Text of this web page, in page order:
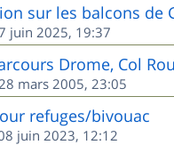
sur les balcons de
juin 2025, 19:37
Drome, Col
28 mars 2005, 23:05
refuges/bivouac
juin 2023, 12:12